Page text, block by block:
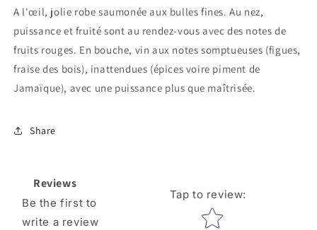
0.75
0.75
Ltr
A l'œil, jolie robe saumonée aux bulles fines. Au nez,
puissance et fruité sont au rendez-vous avec des notes de
fruits rouges. En bouche, vin aux notes somptueuses (figues,
fraise des bois), inattendues (épices voire piment de
Jamaïque), avec une puissance plus que maîtrisée.
Share
Reviews
Be the first to
write a review
Tap to review:
Star rating